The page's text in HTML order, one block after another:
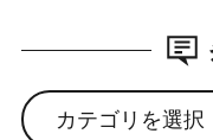
カテゴリを選択